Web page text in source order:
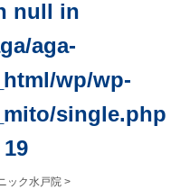
null in
aga-
wp/wp-
single.php
19
ック水戸院 >